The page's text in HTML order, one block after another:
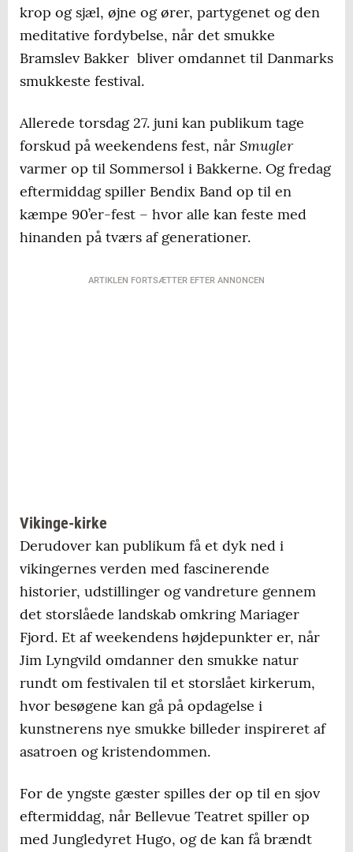
krop og sjæl, øjne og ører, partygenet og den
meditative fordybelse, når det smukke
Bramslev Bakker bliver omdannet til Danmarks
smukkeste festival.
Allerede torsdag 27. juni kan publikum tage
forskud på weekendens fest, når Smugler
varmer op til Sommersol i Bakkerne. Og fredag
eftermiddag spiller Bendix Band op til en
kæmpe 90’er-fest – hvor alle kan feste med
hinanden på tværs af generationer.
ARTIKLEN FORTSÆTTER EFTER ANNONCEN
Vikinge-kirke
Derudover kan publikum få et dyk ned i
vikingernes verden med fascinerende
historier, udstillinger og vandreture gennem
det storslåede landskab omkring Mariager
Fjord. Et af weekendens højdepunkter er, når
Jim Lyngvild omdanner den smukke natur
rundt om festivalen til et storslået kirkerum,
hvor besøgene kan gå på opdagelse i
kunstnerens nye smukke billeder inspireret af
asatroen og kristendommen.
For de yngste gæster spilles der op til en sjov
eftermiddag, når Bellevue Teatret spiller op
med Jungledyret Hugo, og de kan få brændt